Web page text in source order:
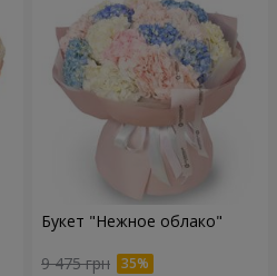
Букет "Нежное облако"
9 475 грн